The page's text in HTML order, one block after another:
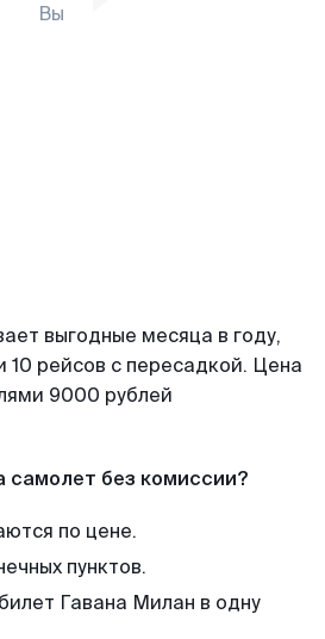
Вы
выгодные месяца в году,
рейсов с пересадкой. Цена
9000 рублей
самолет без комиссии?
по цене.
пунктов.
Гавана Милан в одну